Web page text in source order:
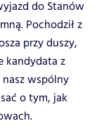
do Stanów
Pochodził z
przy duszy,
kandydata z
nasz wspólny
o tym, jak